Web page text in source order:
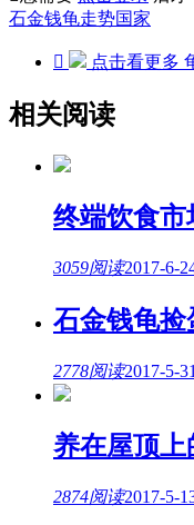
石金钱龟走势国家
 点击看更多
相关阅读
终端饮食市
3059阅读2017-6-
石金钱龟捡
2778阅读2017-5-
养在屋顶
2874阅读2017-5-